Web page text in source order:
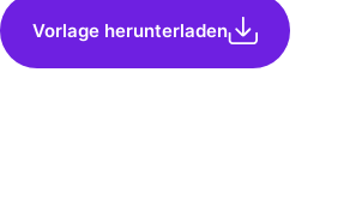
Vorlage herunterladen